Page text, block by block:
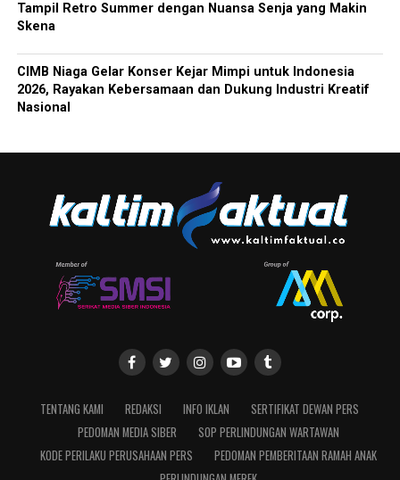
Tampil Retro Summer dengan Nuansa Senja yang Makin
Skena
CIMB Niaga Gelar Konser Kejar Mimpi untuk Indonesia
2026, Rayakan Kebersamaan dan Dukung Industri Kreatif
Nasional
TENTANG KAMI REDAKSI INFO IKLAN
SERTIFIKAT DEWAN PERS
PEDOMAN MEDIA SIBER
SOP PERLINDUNGAN WARTAWAN
KODE PERILAKU PERUSAHAAN PERS
PEDOMAN PEMBERITAAN RAMAH ANAK